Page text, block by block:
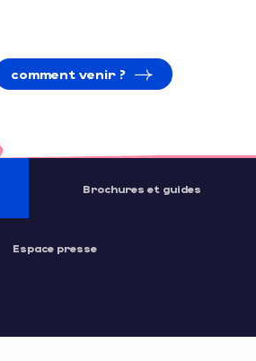
comment venir ?
Brochures et guides
Espace presse